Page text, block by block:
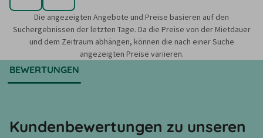
Die angezeigten Angebote und Preise basieren auf den
Suchergebnissen der letzten Tage. Da die Preise von der Mietdauer
und dem Zeitraum abhängen, können die nach einer Suche
angezeigten Preise variieren.
BEWERTUNGEN
Kundenbewertungen zu unseren